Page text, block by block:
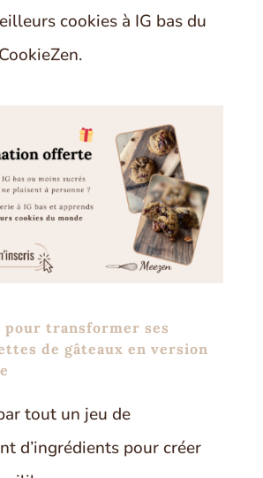
cookies à IG bas du
pour transformer ses
de gâteaux en version
tout un jeu de
d’ingrédients pour créer